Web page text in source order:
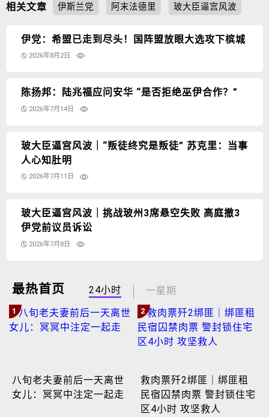
相关文章 伊斯兰党 阿末法德里 玻大臣逼宫风波
伊党：希盟已走到尽头！国阵盟放眼大选攻下槟城
2026年8月2日
陈扬邦：陆兆福应问安华 “是否拒绝巫伊合作？”
2026年7月14日
玻大臣逼宫风波｜“叛徒终究是叛徒” 苏克里：当事
人心知肚明
2026年7月11日
玻大臣逼宫风波｜挑战玻州3席悬空失败 高庭撤3
伊党前议员诉讼
2026年7月8日
最热首页 24小时 一星期
1
八旬老夫妻前后一天离世
女儿：冥冥中注定一起走
2
救肉票歼2绑匪｜绑匪租
民宿囚禁肉票 警封锁住宅
区4小时 攻坚救人